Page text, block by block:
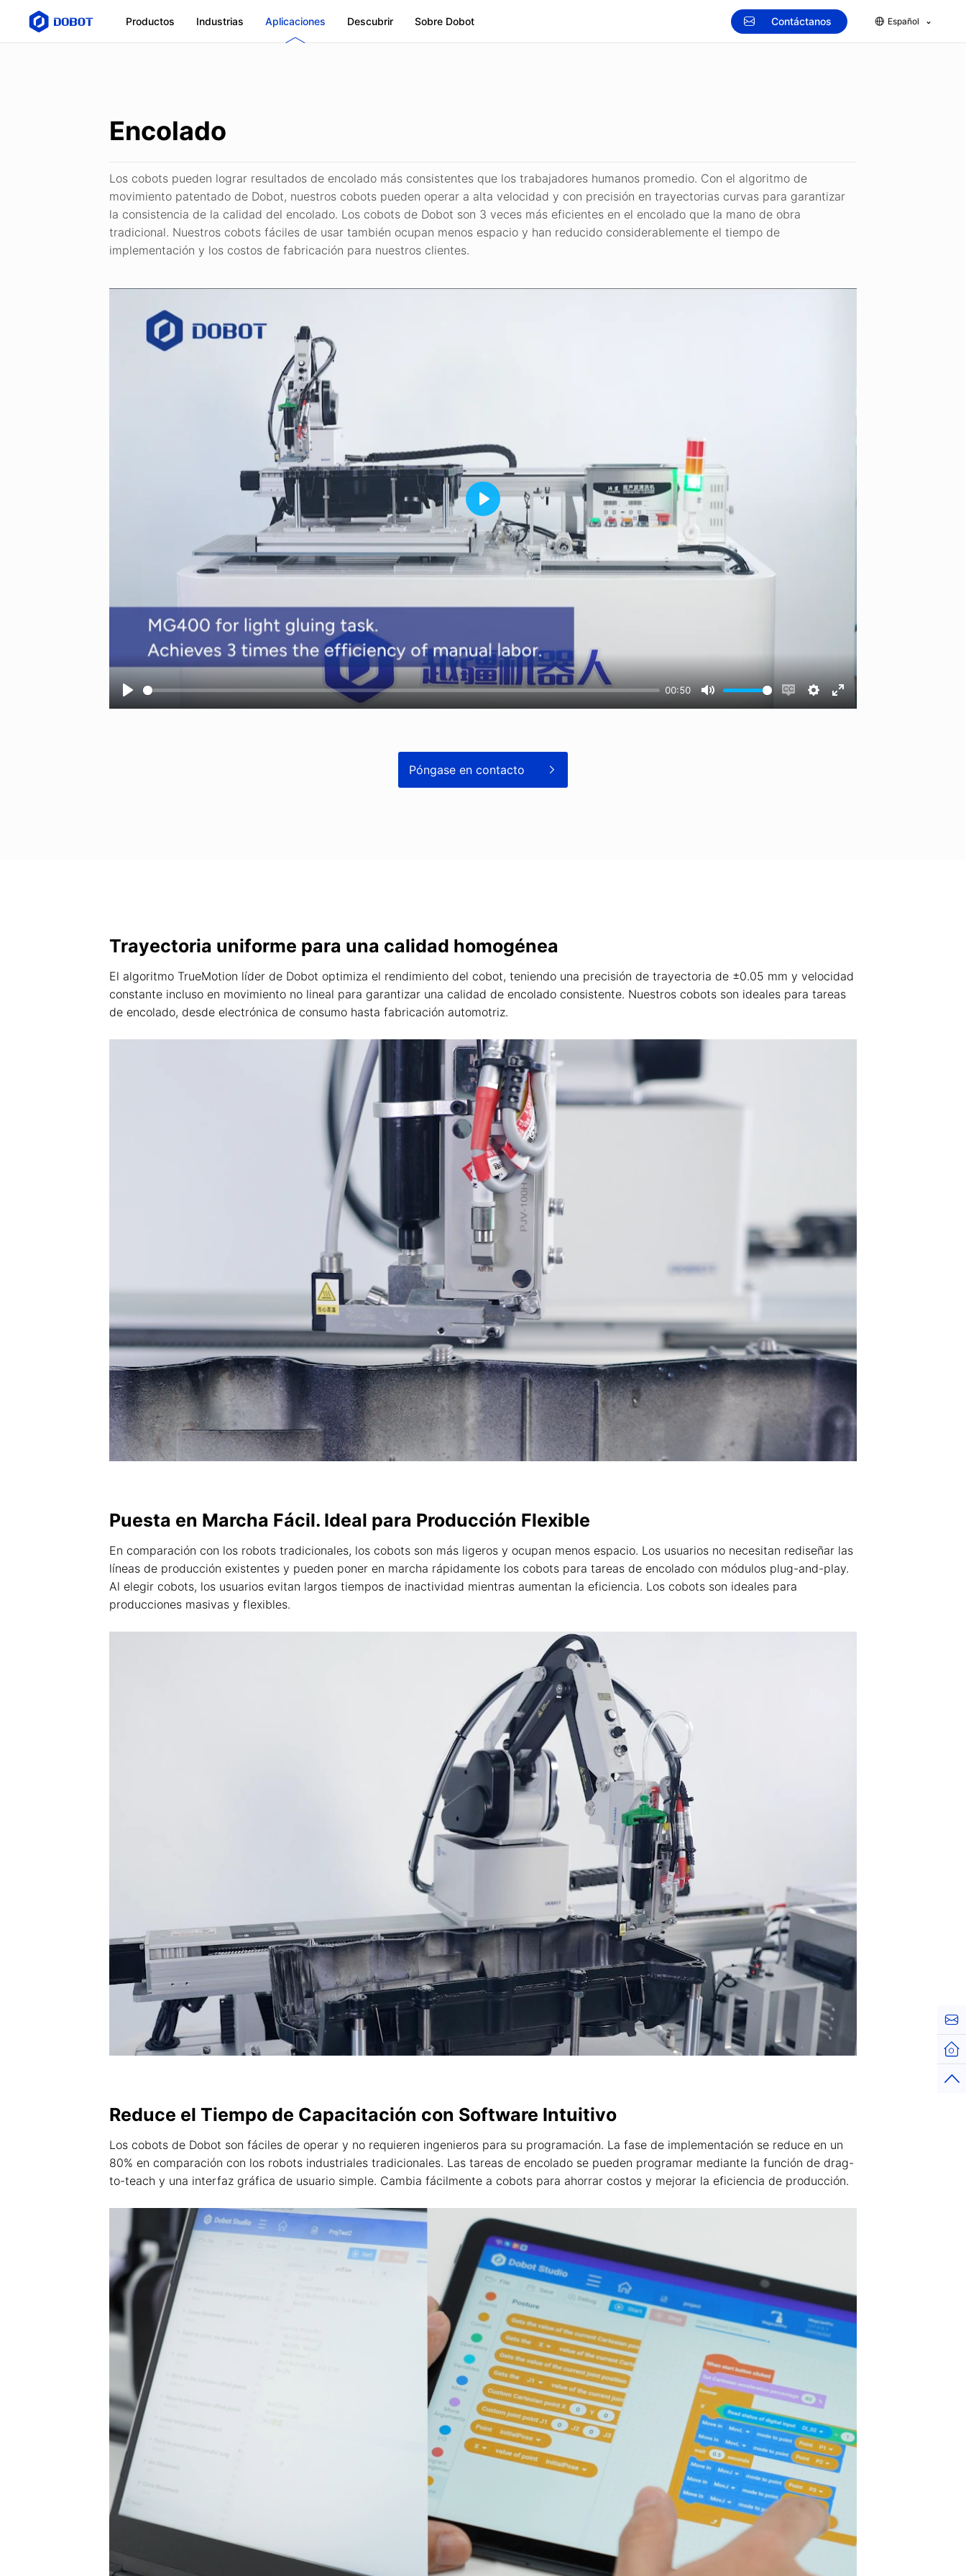
Productos Industrias Aplicaciones Descubrir Sobre Dobot Contáctanos Español
Encolado
Los cobots pueden lograr resultados de encolado más consistentes que los trabajadores humanos promedio. Con el algoritmo de
movimiento patentado de Dobot, nuestros cobots pueden operar a alta velocidad y con precisión en trayectorias curvas para garantizar
la consistencia de la calidad del encolado. Los cobots de Dobot son 3 veces más eficientes en el encolado que la mano de obra
tradicional. Nuestros cobots fáciles de usar también ocupan menos espacio y han reducido considerablemente el tiempo de
implementación y los costos de fabricación para nuestros clientes.
00:50
Póngase en contacto
Trayectoria uniforme para una calidad homogénea
El algoritmo TrueMotion líder de Dobot optimiza el rendimiento del cobot, teniendo una precisión de trayectoria de ±0.05 mm y velocidad
constante incluso en movimiento no lineal para garantizar una calidad de encolado consistente. Nuestros cobots son ideales para tareas
de encolado, desde electrónica de consumo hasta fabricación automotriz.
Puesta en Marcha Fácil. Ideal para Producción Flexible
En comparación con los robots tradicionales, los cobots son más ligeros y ocupan menos espacio. Los usuarios no necesitan rediseñar las
líneas de producción existentes y pueden poner en marcha rápidamente los cobots para tareas de encolado con módulos plug-and-play.
Al elegir cobots, los usuarios evitan largos tiempos de inactividad mientras aumentan la eficiencia. Los cobots son ideales para
producciones masivas y flexibles.
Reduce el Tiempo de Capacitación con Software Intuitivo
Los cobots de Dobot son fáciles de operar y no requieren ingenieros para su programación. La fase de implementación se reduce en un
80% en comparación con los robots industriales tradicionales. Las tareas de encolado se pueden programar mediante la función de drag-
to-teach y una interfaz gráfica de usuario simple. Cambia fácilmente a cobots para ahorrar costos y mejorar la eficiencia de producción.
Top